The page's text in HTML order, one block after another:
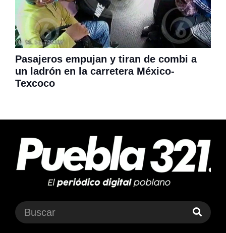
Pasajeros empujan y tiran de combi a
un ladrón en la carretera México-
Texcoco